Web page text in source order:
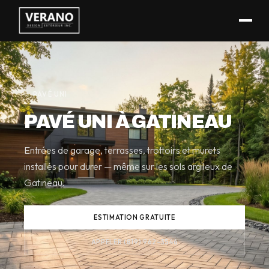
← PAVÉ UNI
PAVÉ UNI À GATINEAU
Entrées de garage, terrasses, trottoirs et murets
installés pour durer — même sur les sols argileux de
Gatineau.
ESTIMATION GRATUITE
APPELER (819) 962-3546